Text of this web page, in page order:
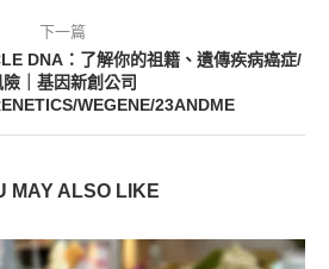
下一篇
DNA：了解你的祖籍、遺傳疾病癌症/
險｜基因新創公司
WEGENE/23ANDME
MAY ALSO LIKE